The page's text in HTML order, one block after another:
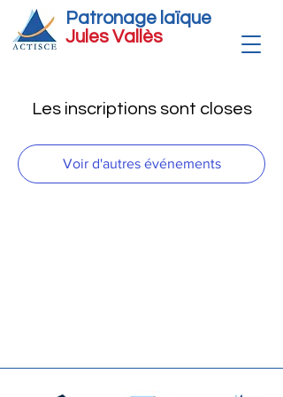
Patronage laïque
Jules Vallès
Les inscriptions sont closes
Voir d'autres événements